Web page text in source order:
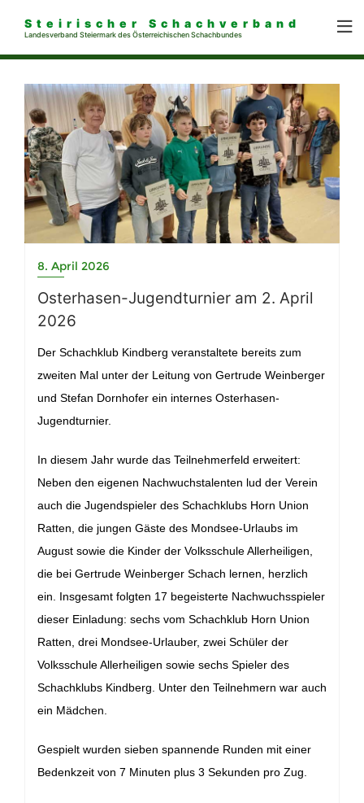
Steirischer Schachverband
Landesverband Steiermark des Österreichischen Schachbundes
8. April 2026
Osterhasen-Jugendturnier am 2. April
2026
Der Schachklub Kindberg veranstaltete bereits zum
zweiten Mal unter der Leitung von Gertrude Weinberger
und Stefan Dornhofer ein internes Osterhasen-
Jugendturnier.
In diesem Jahr wurde das Teilnehmerfeld erweitert:
Neben den eigenen Nachwuchstalenten lud der Verein
auch die Jugendspieler des Schachklubs Horn Union
Ratten, die jungen Gäste des Mondsee-Urlaubs im
August sowie die Kinder der Volksschule Allerheiligen,
die bei Gertrude Weinberger Schach lernen, herzlich
ein. Insgesamt folgten 17 begeisterte Nachwuchsspieler
dieser Einladung: sechs vom Schachklub Horn Union
Ratten, drei Mondsee-Urlauber, zwei Schüler der
Volksschule Allerheiligen sowie sechs Spieler des
Schachklubs Kindberg. Unter den Teilnehmern war auch
ein Mädchen.
Gespielt wurden sieben spannende Runden mit einer
Bedenkzeit von 7 Minuten plus 3 Sekunden pro Zug.